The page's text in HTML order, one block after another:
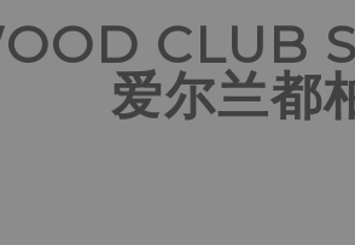
CLUB
爱尔兰都